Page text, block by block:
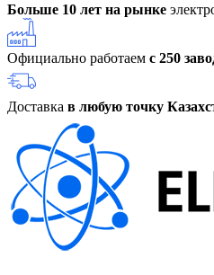
Больше 10 лет на рынке
Официально работаем с 250
Доставка в любую точку